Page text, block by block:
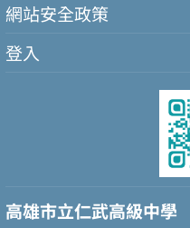
網站安全政策
登入
高雄市立仁武高級中學